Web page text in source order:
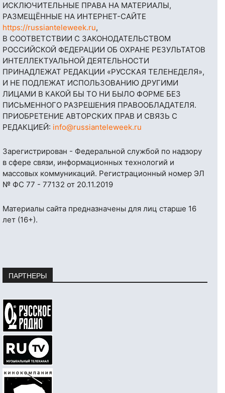
ИСКЛЮЧИТЕЛЬНЫЕ ПРАВА НА МАТЕРИАЛЫ,
РАЗМЕЩЁННЫЕ НА ИНТЕРНЕТ-САЙТЕ
https://russianteleweek.ru,
В СООТВЕТСТВИИ С ЗАКОНОДАТЕЛЬСТВОМ
РОССИЙСКОЙ ФЕДЕРАЦИИ ОБ ОХРАНЕ РЕЗУЛЬТАТОВ
ИНТЕЛЛЕКТУАЛЬНОЙ ДЕЯТЕЛЬНОСТИ
ПРИНАДЛЕЖАТ РЕДАКЦИИ «РУССКАЯ ТЕЛЕНЕДЕЛЯ»,
И НЕ ПОДЛЕЖАТ ИСПОЛЬЗОВАНИЮ ДРУГИМИ
ЛИЦАМИ В КАКОЙ БЫ ТО НИ БЫЛО ФОРМЕ БЕЗ
ПИСЬМЕННОГО РАЗРЕШЕНИЯ ПРАВООБЛАДАТЕЛЯ.
ПРИОБРЕТЕНИЕ АВТОРСКИХ ПРАВ И СВЯЗЬ С
РЕДАКЦИЕЙ: info@russianteleweek.ru
Зарегистрирован - Федеральной службой по надзору
в сфере связи, информационных технологий и
массовых коммуникаций. Регистрационный номер ЭЛ
№ ФС 77 - 77132 от 20.11.2019
Материалы сайта предназначены для лиц старше 16
лет (16+).
ПАРТНЕРЫ